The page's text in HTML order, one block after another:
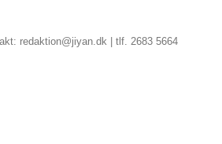
redaktion@jiyan.dk | tlf. 2683 5664